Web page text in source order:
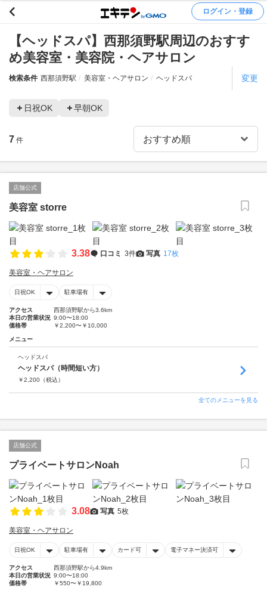
ログイン・登録
【ヘッドスパ】西那須野駅周辺のおすす
め美容室・美容院・ヘアサロン
検索条件 西那須野駅 美容室・ヘアサロン ヘッドスパ 変更
日祝OK 早朝OK
7 件
店舗公式
美容室 storre
3.38 口コミ 3件 写真 17枚
美容室・ヘアサロン
日祝OK 駐車場有
アクセス
西那須野駅から3.6km
本日の営業状況 9:00〜18:00
価格帯
￥2,200〜￥10,000
メニュー
ヘッドスパ
ヘッドスパ（時間短い方）
￥2,200 （税込）
全てのメニューを見る
店舗公式
プライベートサロンNoah
3.08 写真 5枚
美容室・ヘアサロン
日祝OK 駐車場有 カード可 電子マネー決済可
アクセス
西那須野駅から4.9km
本日の営業状況 9:00〜18:00
価格帯
￥550〜￥19,800